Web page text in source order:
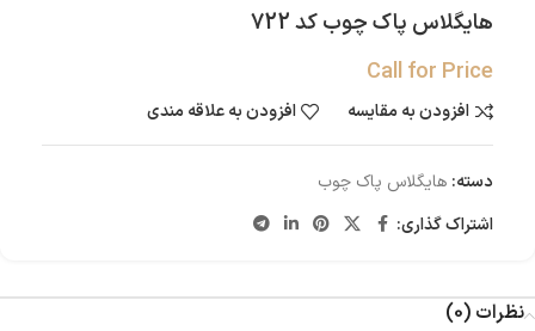
هایگلاس پاک چوب کد 722
Call for Price
افزودن به مقایسه افزودن به علاقه مندی
دسته: هایگلاس پاک چوب
اشتراک گذاری:
نظرات (0)